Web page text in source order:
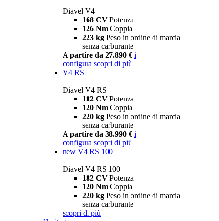
Diavel V4
168 CV Potenza
126 Nm Coppia
223 kg Peso in ordine di marcia
senza carburante
A partire da 27.890 € i
configura scopri di più
V4 RS
Diavel V4 RS
182 CV Potenza
120 Nm Coppia
220 kg Peso in ordine di marcia
senza carburante
A partire da 38.990 € i
configura scopri di più
new V4 RS 100
Diavel V4 RS 100
182 CV Potenza
120 Nm Coppia
220 kg Peso in ordine di marcia
senza carburante
scopri di più